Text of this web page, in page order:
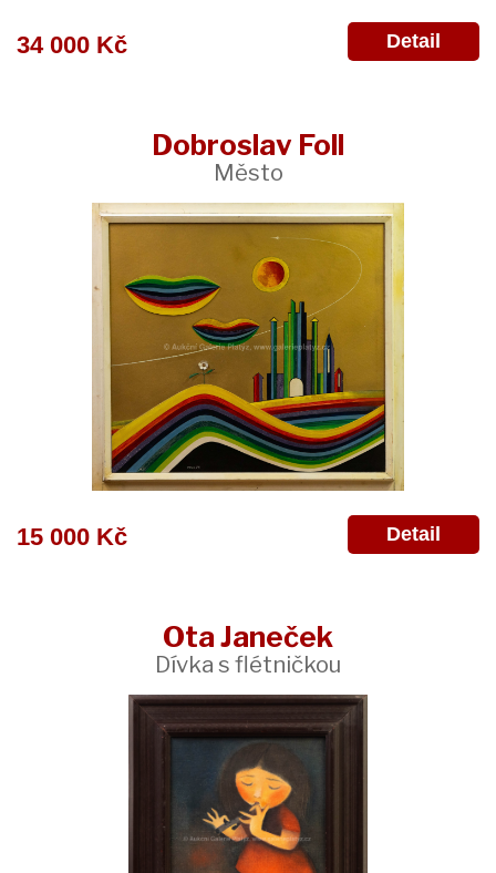
34 000 Kč Detail
Dobroslav Foll
Město
15 000 Kč Detail
Ota Janeček
Dívka s flétničkou